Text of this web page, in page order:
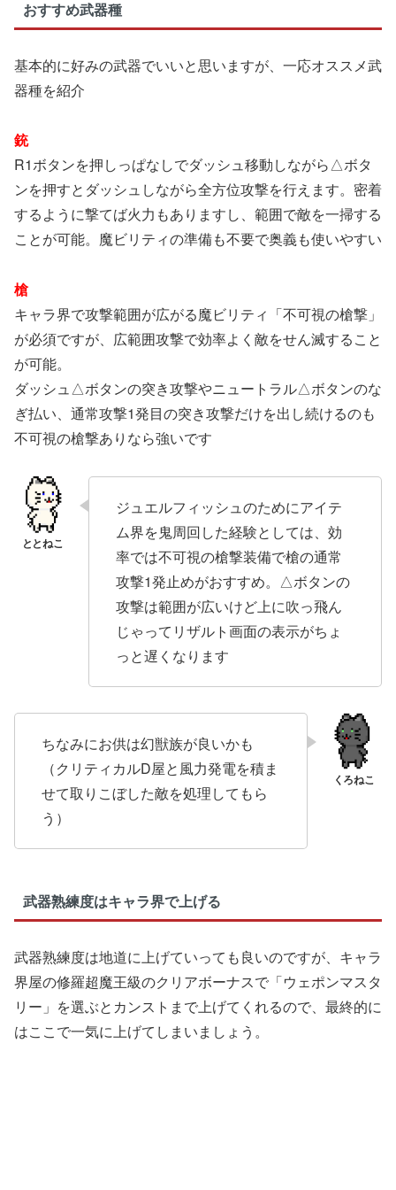
おすすめ武器種
基本的に好みの武器でいいと思いますが、一応オススメ武
器種を紹介
銃
R1ボタンを押しっぱなしでダッシュ移動しながら△ボタ
ンを押すとダッシュしながら全方位攻撃を行えます。密着
するように撃てば火力もありますし、範囲で敵を一掃する
ことが可能。魔ビリティの準備も不要で奥義も使いやすい
槍
キャラ界で攻撃範囲が広がる魔ビリティ「不可視の槍撃」
が必須ですが、広範囲攻撃で効率よく敵をせん滅すること
が可能。
ダッシュ△ボタンの突き攻撃やニュートラル△ボタンのな
ぎ払い、通常攻撃1発目の突き攻撃だけを出し続けるのも
不可視の槍撃ありなら強いです
ジュエルフィッシュのためにアイテ
ム界を鬼周回した経験としては、効
率では不可視の槍撃装備で槍の通常
攻撃1発止めがおすすめ。△ボタンの
攻撃は範囲が広いけど上に吹っ飛ん
じゃってリザルト画面の表示がちょ
っと遅くなります
ちなみにお供は幻獣族が良いかも
（クリティカルD屋と風力発電を積ま
せて取りこぼした敵を処理してもら
う）
武器熟練度はキャラ界で上げる
武器熟練度は地道に上げていっても良いのですが、キャラ
界屋の修羅超魔王級のクリアボーナスで「ウェポンマスタ
リー」を選ぶとカンストまで上げてくれるので、最終的に
はここで一気に上げてしまいましょう。